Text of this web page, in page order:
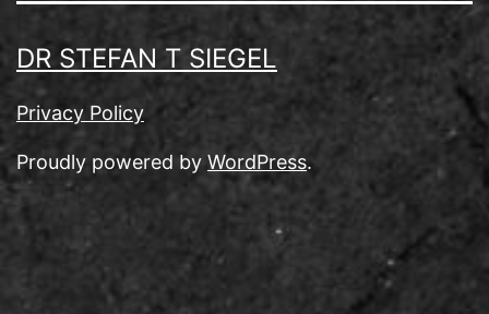
DR STEFAN T SIEGEL
Privacy Policy
Proudly powered by WordPress.